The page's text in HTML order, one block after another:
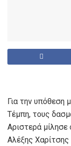
Για την
Τέμπη, τους
Αριστερά
Αλέξης